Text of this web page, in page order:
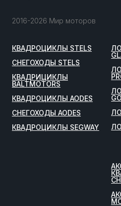
2016-2026 Мир моторов
КВАДРОЦИКЛЫ STELS
СНЕГОХОДЫ STELS
КВАДРИЦИКЛЫ
BALTMOTORS
КВАДРОЦИКЛЫ AODES
СНЕГОХОДЫ AODES
КВАДРОЦИКЛЫ SEGWAY